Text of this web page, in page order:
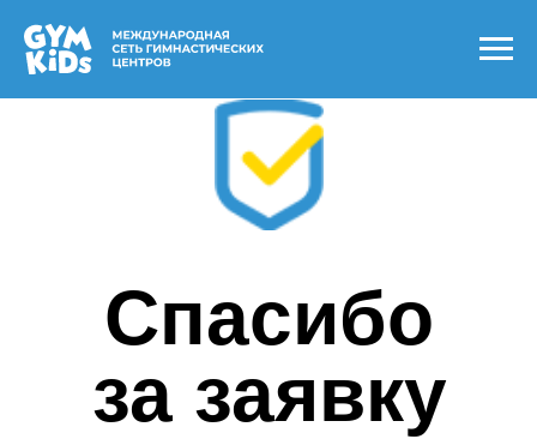
Спасибо
за заявку